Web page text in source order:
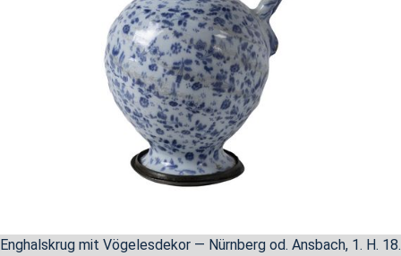
Enghalskrug mit Vögelesdekor — Nürnberg od. Ansbach, 1. H. 18.